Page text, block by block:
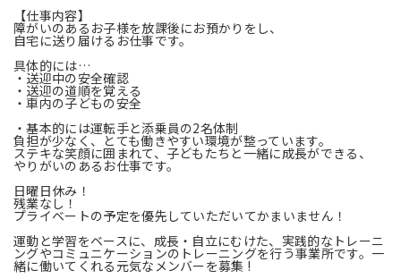
【仕事内容】
障がいのあるお子様を放課後にお預かりをし、
自宅に送り届けるお仕事です。
具体的には…
・送迎中の安全確認
・送迎の道順を覚える
・車内の子どもの安全
・基本的には運転手と添乗員の2名体制
負担が少なく、とても働きやすい環境が整っています。
ステキな笑顔に囲まれて、子どもたちと一緒に成長ができる、
やりがいのあるお仕事です。
日曜日休み！
残業なし！
プライベートの予定を優先していただいてかまいません！
運動と学習をベースに、成長・自立にむけた、実践的なトレーニ
ングやコミュニケーションのトレーニングを行う事業所です。一
緒に働いてくれる元気なメンバーを募集 !